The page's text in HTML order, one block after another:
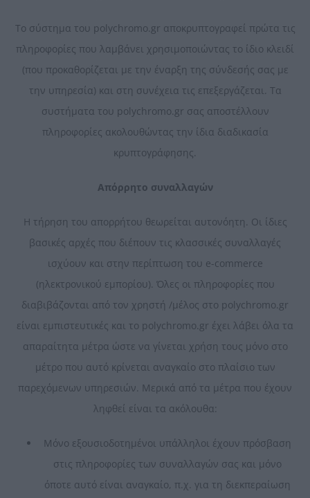
Το σύστημα του polychromo.gr αποκρυπτογραφεί πρώτα τις
πληροφορίες που λαμβάνει χρησιμοποιώντας το ίδιο κλειδί
(που προκαθορίζεται με την έναρξη της σύνδεσής σας με
την υπηρεσία) και στη συνέχεια τις επεξεργάζεται. Τα
συστήματα του polychromo.gr σας αποστέλλουν
πληροφορίες ακολουθώντας την ίδια διαδικασία
κρυπτογράφησης.
Απόρρητο συναλλαγών
Η τήρηση του απορρήτου θεωρείται αυτονόητη. Οι ίδιες
βασικές αρχές που διέπουν τις κλασσικές συναλλαγές
ισχύουν και στην περίπτωση του e-commerce
(ηλεκτρονικού εμπορίου). Όλες οι πληροφορίες που
διαβιβάζονται από τον χρηστή /μέλος στο polychromo.gr
είναι εμπιστευτικές και το polychromo.gr έχει λάβει όλα τα
απαραίτητα μέτρα ώστε να γίνεται χρήση τους μόνο στο
μέτρο που αυτό κρίνεται αναγκαίο στο πλαίσιο των
παρεχόμενων υπηρεσιών. Μερικά από τα μέτρα που έχουν
ληφθεί είναι τα ακόλουθα:
Μόνο εξουσιοδοτημένοι υπάλληλοι έχουν πρόσβαση
στις πληροφορίες των συναλλαγών σας και μόνο
όποτε αυτό είναι αναγκαίο, π.χ. για τη διεκπεραίωση